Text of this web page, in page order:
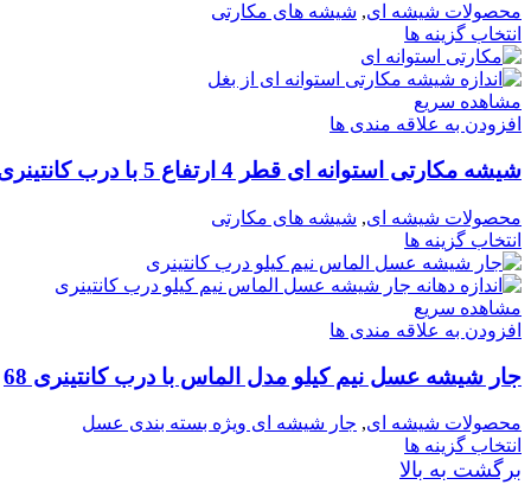
محصولات شیشه ای, شیشه های مکارتی
انتخاب گزینه ها
مشاهده سریع
افزودن به علاقه مندی ها
شیشه مکارتی استوانه ای قطر 4 ارتفاع 5 با درب کانتینری 42
محصولات شیشه ای, شیشه های مکارتی
انتخاب گزینه ها
مشاهده سریع
افزودن به علاقه مندی ها
جار شیشه عسل نیم کیلو مدل الماس با درب کانتینری 68
محصولات شیشه ای, جار شیشه ای ویژه بسته بندی عسل
انتخاب گزینه ها
برگشت به بالا